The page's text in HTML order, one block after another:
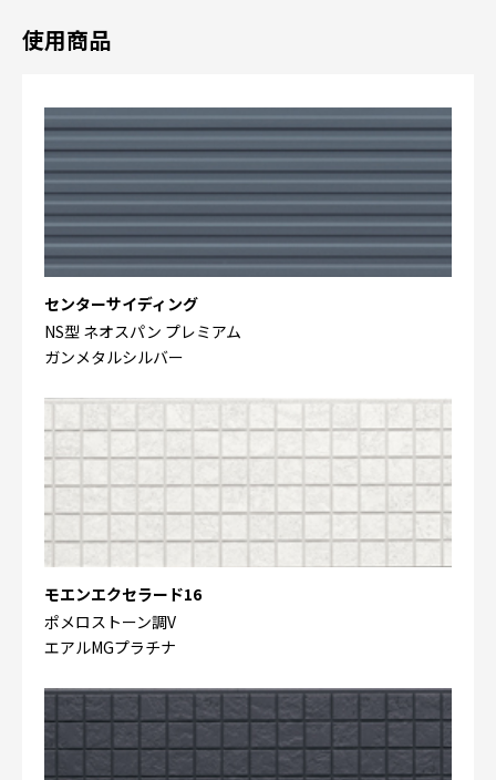
使用商品
センターサイディング
NS型 ネオスパン プレミアム
ガンメタルシルバー
モエンエクセラード16
ポメロストーン調V
エアルMGプラチナ